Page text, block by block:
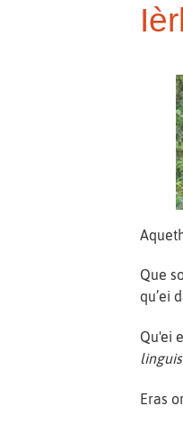
Que
qu’ei
Qu'ei
Eras